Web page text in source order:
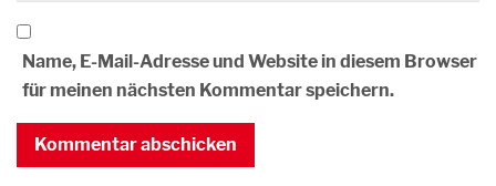
Name, E-Mail-Adresse und Website in diesem Browser
für meinen nächsten Kommentar speichern.